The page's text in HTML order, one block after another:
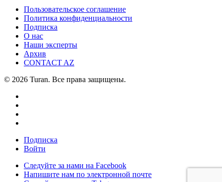
Пользовательское соглашение
Политика конфиденциальности
Подписка
О нас
Наши эксперты
Архив
CONTACT AZ
© 2026 Turan. Все права защищены.
Подписка
Войти
Следуйте за нами на Facebook
Напишите нам по электронной почте